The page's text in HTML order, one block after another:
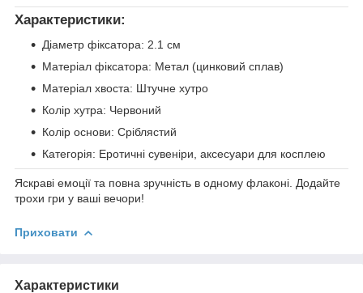
Характеристики:
Діаметр фіксатора: 2.1 см
Матеріал фіксатора: Метал (цинковий сплав)
Матеріал хвоста: Штучне хутро
Колір хутра: Червоний
Колір основи: Сріблястий
Категорія: Еротичні сувеніри, аксесуари для косплею
Яскраві емоції та повна зручність в одному флаконі. Додайте
трохи гри у ваші вечори!
Приховати
Характеристики